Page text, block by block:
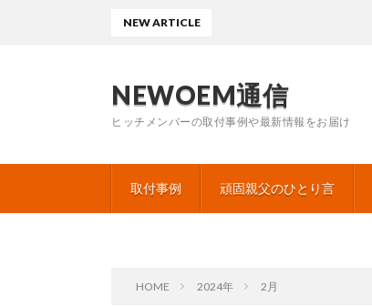
NEWOEM通信
ヒッチメンバーの取付事例や最新情報をお届け
取付事例 頑固親父のひとり言
NEW ARTICLE
HOME 2024年 2月